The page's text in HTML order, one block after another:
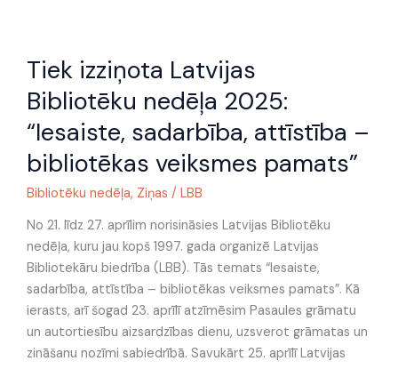
Tiek izziņota Latvijas
Bibliotēku nedēļa 2025:
“Iesaiste, sadarbība, attīstība –
bibliotēkas veiksmes pamats”
Bibliotēku nedēļa, Ziņas / LBB
No 21. līdz 27. aprīlim norisināsies Latvijas Bibliotēku
nedēļa, kuru jau kopš 1997. gada organizē Latvijas
Bibliotekāru biedrība (LBB). Tās temats “Iesaiste,
sadarbība, attīstība – bibliotēkas veiksmes pamats”. Kā
ierasts, arī šogad 23. aprīlī atzīmēsim Pasaules grāmatu
un autortiesību aizsardzības dienu, uzsverot grāmatas un
zināšanu nozīmi sabiedrībā. Savukārt 25. aprīlī Latvijas
izziņota
Bibliotēku
nedēļa
2025:
“Iesaiste,
sadarbība,
bibliotēkas